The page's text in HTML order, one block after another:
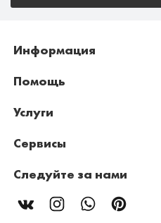
Информация
Помощь
Услуги
Сервисы
Следуйте за нами